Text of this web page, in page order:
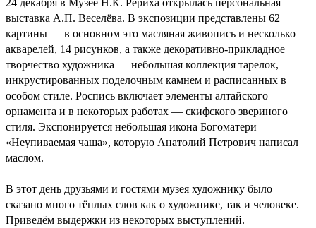
24 декабря в Музее Н.К. Рериха открылась персональная
выставка А.П. Веселёва. В экспозиции представлены 62
картины — в основном это масляная живопись и несколько
акварелей, 14 рисунков, а также декоративно-прикладное
творчество художника — небольшая коллекция тарелок,
инкрустированных поделочным камнем и расписанных в
особом стиле. Роспись включает элементы алтайского
орнамента и в некоторых работах — скифского звериного
стиля. Экспонируется небольшая икона Богоматери
«Неупиваемая чаша», которую Анатолий Петрович написал
маслом.
В этот день друзьями и гостями музея художнику было
сказано много тёплых слов как о художнике, так и человеке.
Приведём выдержки из некоторых выступлений.